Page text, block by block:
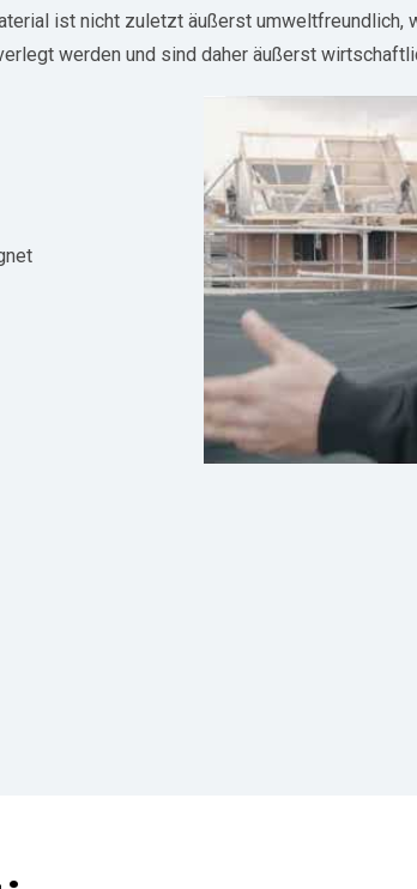
ist nicht zuletzt äußerst umweltfreundlich,
werden und sind daher äußerst